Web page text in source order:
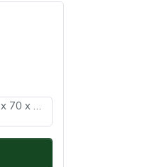
Hullzellenblech aus Messing, einseitig foliert 200 x 70 x 0,3 mm – Ausführung für die Langzelle 50 Stück